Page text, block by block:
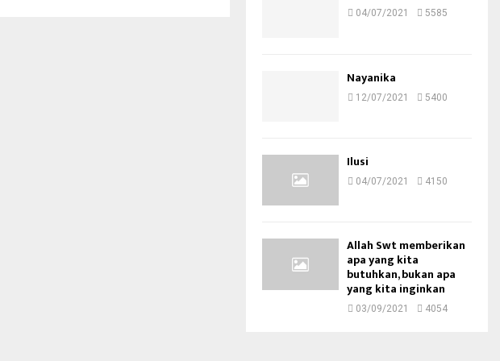
04/07/2021 5585
Nayanika
12/07/2021 5400
Ilusi
04/07/2021 4150
Allah Swt memberikan
apa yang kita
butuhkan, bukan apa
yang kita inginkan
03/09/2021 4054